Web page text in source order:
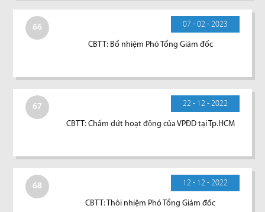
66 07 - 02 - 2023
CBTT: Bổ nhiệm Phó Tổng Giám đốc
67 22 - 12 - 2022
CBTT: Chấm dứt hoạt động của VPĐD tại Tp.HCM
68 12 - 12 - 2022
CBTT: Thôi nhiệm Phó Tổng Giám đốc